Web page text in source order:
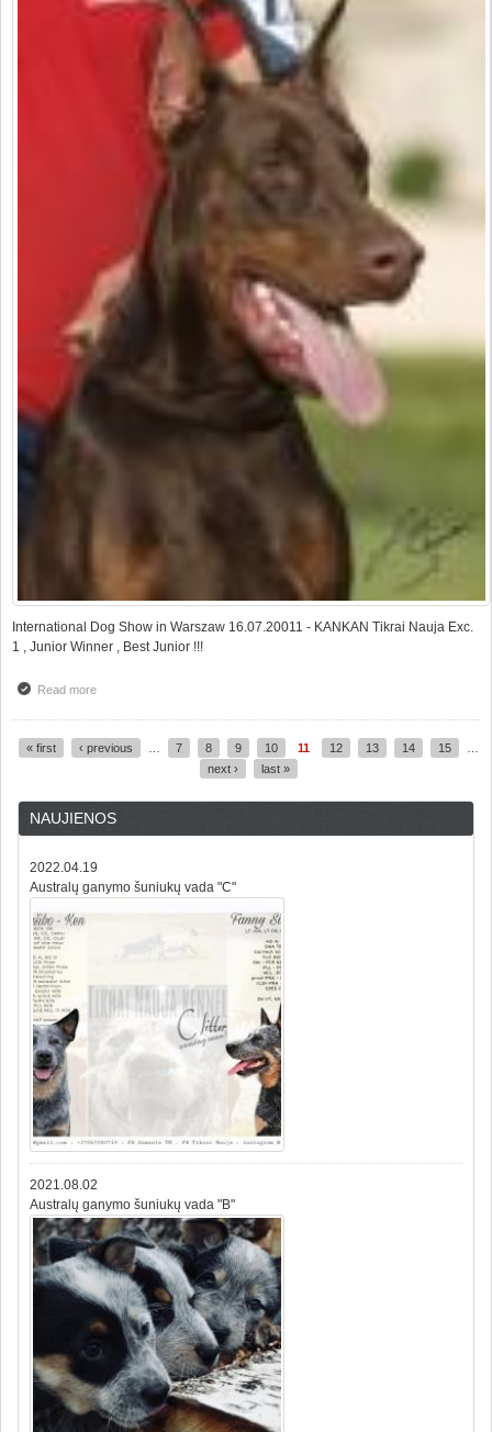
International Dog Show in Warszaw 16.07.20011 - KANKAN Tikrai Nauja Exc.
1 , Junior Winner , Best Junior !!!
Read moreabout CACIB Warszawa - Poland
« first ‹ previous 7 8 9 10 11 12 13 14 15
next ›
last »
NAUJIENOS
2022.04.19
Australų ganymo šuniukų vada "C"
2021.08.02
Australų ganymo šuniukų vada "B"